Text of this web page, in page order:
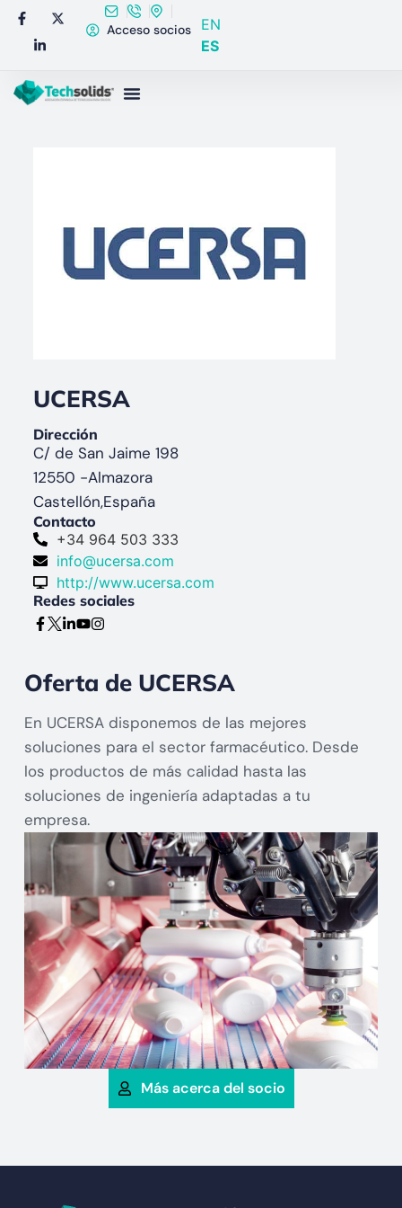
Acceso socios
EN
ES
UCERSA
Dirección
C/ de San Jaime 198
12550 -Almazora
Castellón,España
Contacto
+34 964 503 333
info@ucersa.com
http://www.ucersa.com
Redes sociales
Oferta de UCERSA
En UCERSA disponemos de las mejores
soluciones para el sector farmacéutico. Desde
los productos de más calidad hasta las
soluciones de ingeniería adaptadas a tu
empresa.
Más acerca del socio